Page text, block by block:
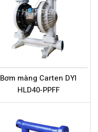
Bơm màng Carten DYI
HLD40-PPFF